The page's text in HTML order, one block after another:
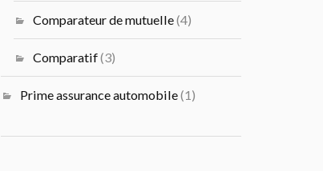
Comparateur de mutuelle(4)
Comparatif(3)
Prime assurance automobile(1)